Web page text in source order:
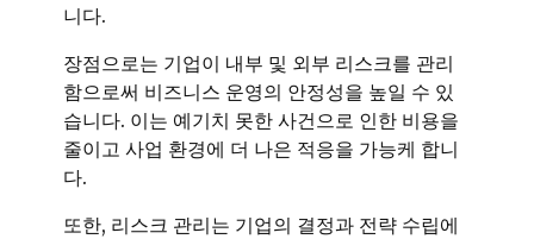
니다.
장점으로는 기업이 내부 및 외부 리스크를 관리
함으로써 비즈니스 운영의 안정성을 높일 수 있
습니다. 이는 예기치 못한 사건으로 인한 비용을
줄이고 사업 환경에 더 나은 적응을 가능케 합니
다.
또한, 리스크 관리는 기업의 결정과 전략 수립에